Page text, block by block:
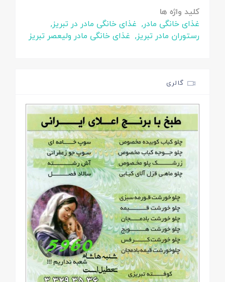
کلید واژه ها
غذای خانگی مادر, غذای خانگی مادر در تبریز,
رستوران مادر تبریز, غذای خانگی مادر ولیعصر تبریز
گالری